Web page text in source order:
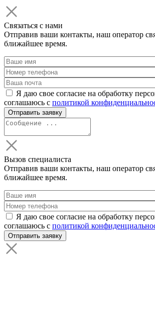
Связаться с нами
Отправив ваши контакты, наш оператор
ближайшее время.
Я даю свое согласие на обработку
соглашаюсь с политикой
Вызов специалиста
Отправив ваши контакты, наш оператор
ближайшее время.
Я даю свое согласие на обработку
соглашаюсь с политикой